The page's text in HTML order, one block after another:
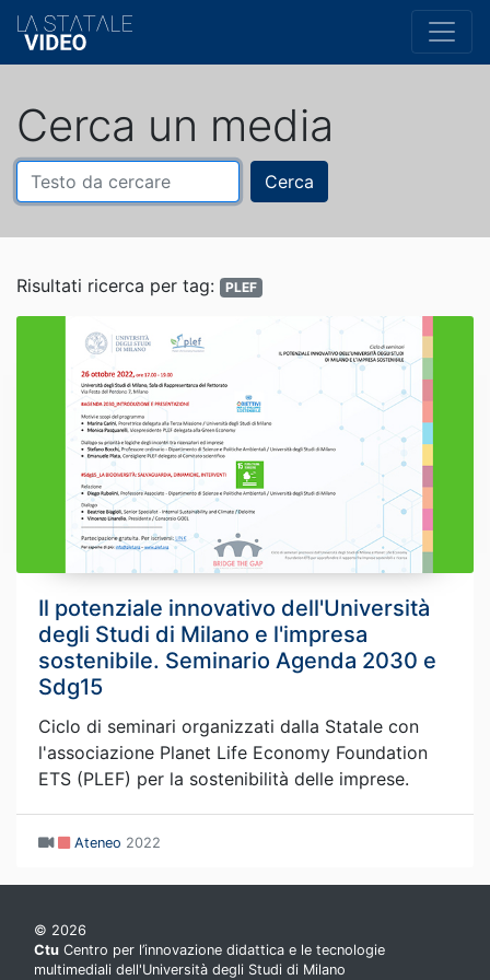
Cerca un media
Cerca
Risultati ricerca per tag: PLEF
Il potenziale innovativo dell'Università
degli Studi di Milano e l'impresa
sostenibile. Seminario Agenda 2030 e
Sdg15
Ciclo di seminari organizzati dalla Statale con
l'associazione Planet Life Economy Foundation
ETS (PLEF) per la sostenibilità delle imprese.
Ateneo 2022
© 2026
Ctu Centro per l’innovazione didattica e le tecnologie
multimediali dell'Università degli Studi di Milano